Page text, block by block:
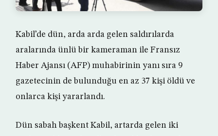
Kabil’de dün, arda arda gelen saldırılarda
aralarında ünlü bir kameraman ile Fransız
Haber Ajansı (AFP) muhabirinin yanı sıra 9
gazetecinin de bulunduğu en az 37 kişi öldü ve
onlarca kişi yararlandı.
Dün sabah başkent Kabil, artarda gelen iki